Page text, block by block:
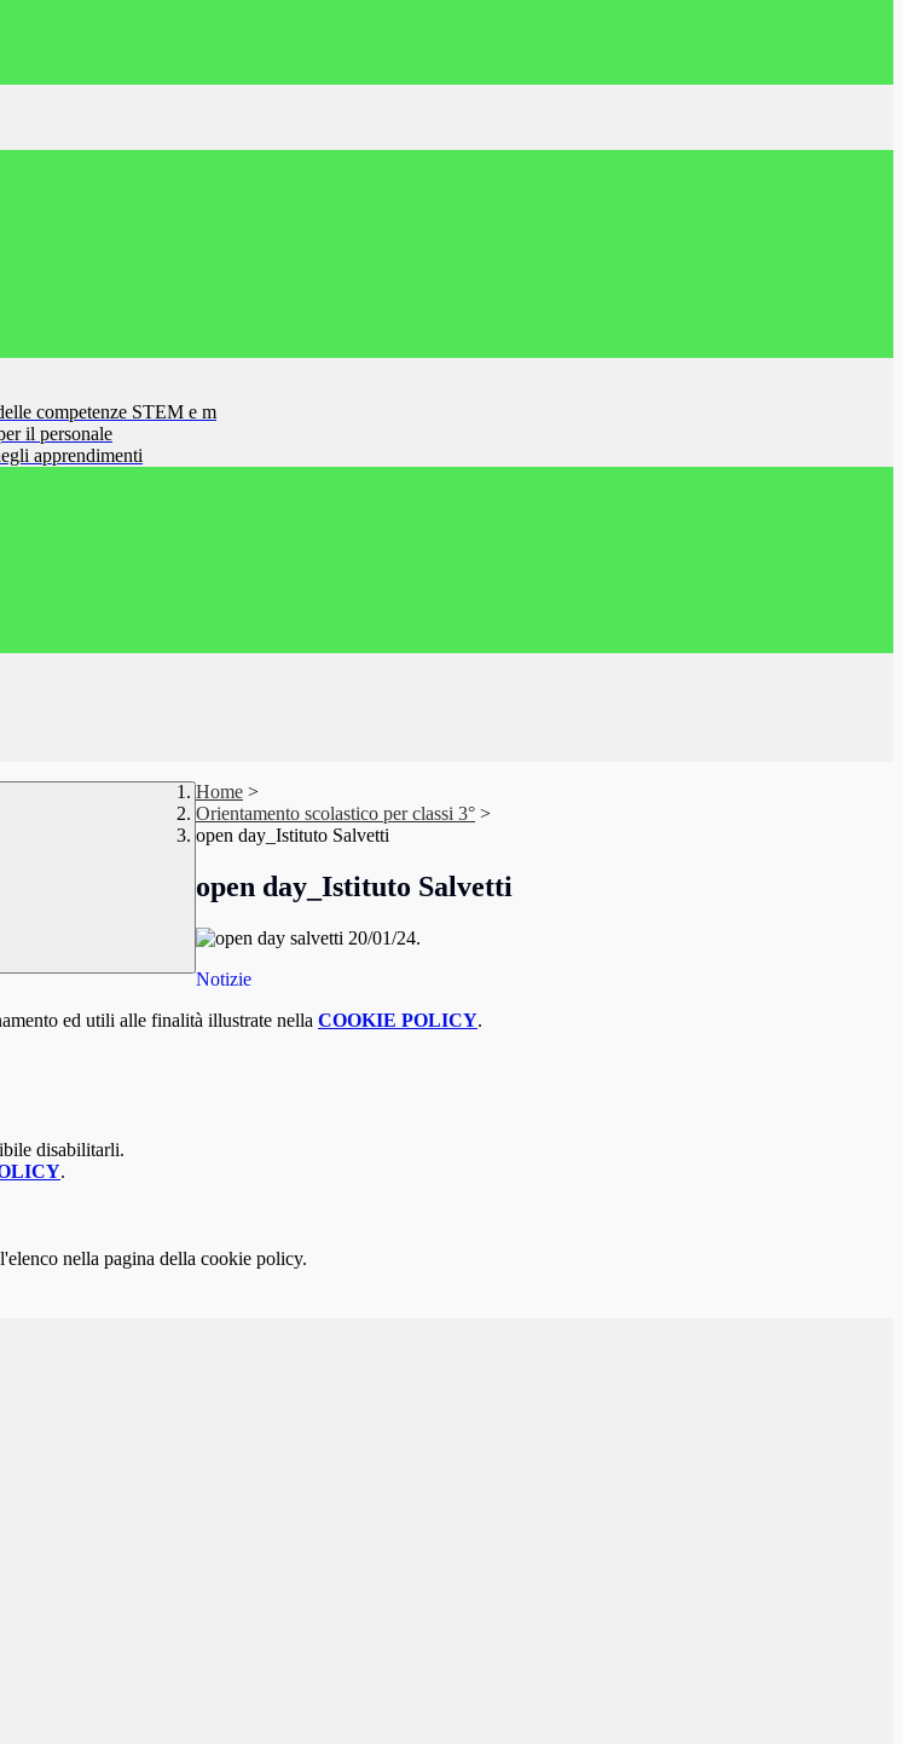
competenze STEM e m
il personale
apprendimenti
Home >
Orientamento scolastico per classi 3° >
open day_Istituto Salvetti
open day_Istituto Salvetti
.
Notizie
ed utili alle finalità illustrate nella COOKIE POLICY.
disabilitarli.
.
nella pagina della cookie policy.